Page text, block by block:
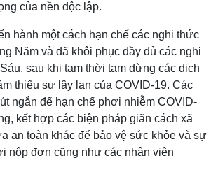
của nền độc lập.
hành một cách hạn chế các nghi thức
Năm và đã khôi phục đầy đủ các nghi
sau khi tạm thời tạm dừng các dịch
thiểu sự lây lan của COVID-19. Các
ngắn để hạn chế phơi nhiễm COVID-
kết hợp các biện pháp giãn cách xã
an toàn khác để bảo vệ sức khỏe và sự
nộp đơn cũng như các nhân viên